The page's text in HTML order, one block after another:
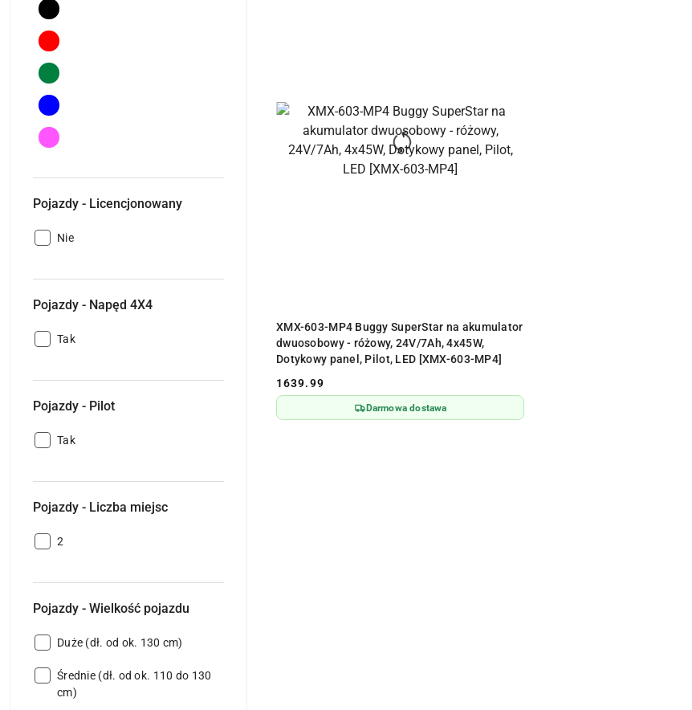
- Kolor:
Pojazdy -
Kolor:
Pojazdy
- Kolor:
Pojazdy
- Kolor:
Pojazdy
- Kolor:
Pojazdy - Licencjonowany
Pojazdy
Nie
Pojazdy - Napęd 4X4
Pojazdy
Tak
Pojazdy - Pilot
Pojazdy
Tak
Pojazdy - Liczba miejsc
Pojazdy
2
Pojazdy - Wielkość pojazdu
Pojazdy
Wielkość
pojazdu:
Duże (dł. od ok. 130 cm)
Pojazdy
-
Średnie (dł. od ok. 110 do 130
cm)
XMX-603-MP4 Buggy SuperStar na akumulator
dwuosobowy - różowy, 24V/7Ah, 4x45W,
Dotykowy panel, Pilot, LED [XMX-603-MP4]
Cena:
1639.99
Darmowa dostawa